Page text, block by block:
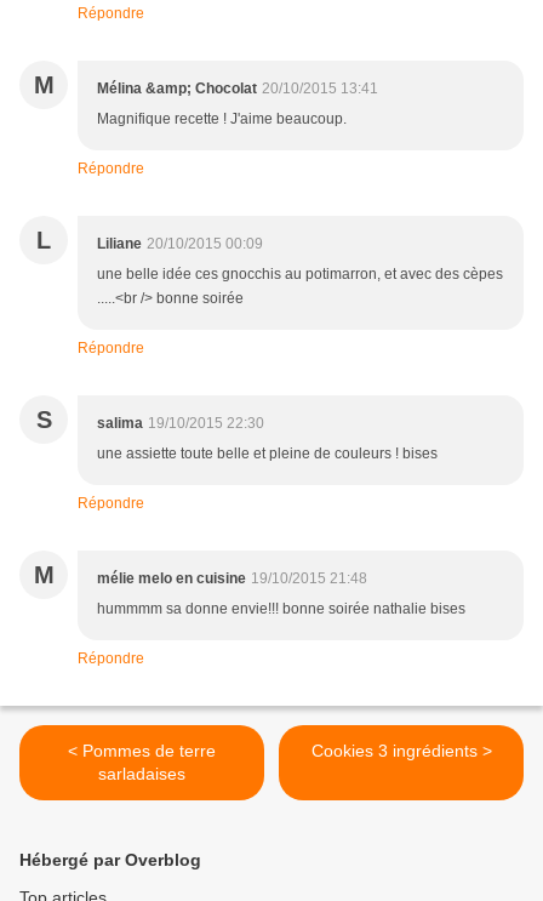
Répondre
M Mélina &amp; Chocolat 20/10/2015 13:41
Magnifique recette ! J'aime beaucoup.
Répondre
L Liliane 20/10/2015 00:09
une belle idée ces gnocchis au potimarron, et avec des cèpes
.....<br /> bonne soirée
Répondre
S salima 19/10/2015 22:30
une assiette toute belle et pleine de couleurs ! bises
Répondre
M mélie melo en cuisine 19/10/2015 21:48
hummmm sa donne envie!!! bonne soirée nathalie bises
Répondre
< Pommes de terre
sarladaises
Cookies 3 ingrédients >
Hébergé par Overblog